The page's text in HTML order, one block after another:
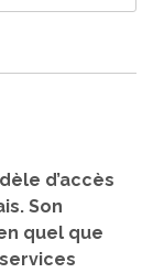
d’accès
Son
quel que